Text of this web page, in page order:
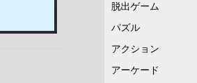
脱出ゲーム
パズル
アクション
アーケード